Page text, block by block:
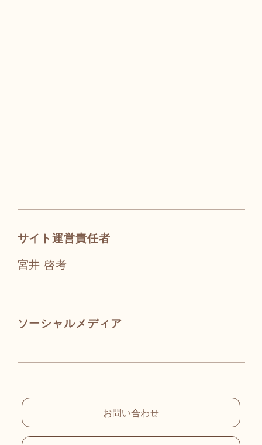
サイト運営責任者
宮井 啓考
ソーシャルメディア
お問い合わせ